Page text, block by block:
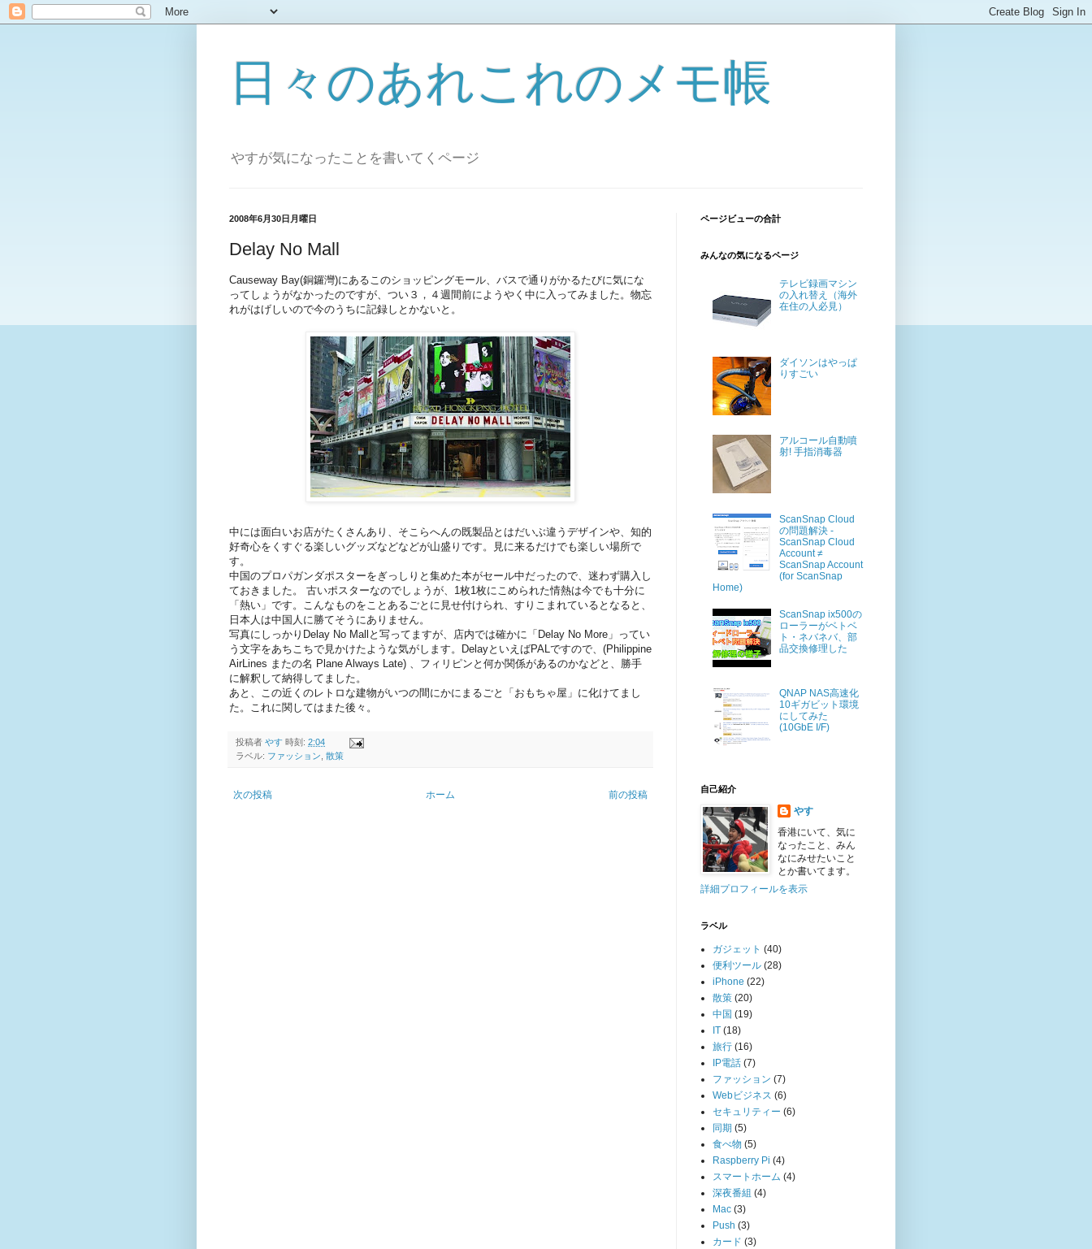
日々のあれこれのメモ帳
やすが気になったことを書いてくページ
2008年6月30日月曜日
Delay No Mall
Causeway Bay(銅鑼灣)にあるこのショッピングモール、バスで通りがかるたびに気にな
ってしょうがなかったのですが、つい３，４週間前にようやく中に入ってみました。物忘
れがはげしいので今のうちに記録しとかないと。
中には面白いお店がたくさんあり、そこらへんの既製品とはだいぶ違うデザインや、知的
好奇心をくすぐる楽しいグッズなどなどが山盛りです。見に来るだけでも楽しい場所で
す。
中国のプロパガンダポスターをぎっしりと集めた本がセール中だったので、迷わず購入し
ておきました。 古いポスターなのでしょうが、1枚1枚にこめられた情熱は今でも十分に
「熱い」です。こんなものをことあるごとに見せ付けられ、すりこまれているとなると、
日本人は中国人に勝てそうにありません。
写真にしっかりDelay No Mallと写ってますが、店内では確かに「Delay No More」ってい
う文字をあちこちで見かけたような気がします。DelayといえばPALですので、(Philippine
AirLines またの名 Plane Always Late) 、フィリピンと何か関係があるのかなどと、勝手
に解釈して納得してました。
あと、この近くのレトロな建物がいつの間にかにまるごと「おもちゃ屋」に化けてまし
た。これに関してはまた後々。
投稿者 やす 時刻: 2:04
ラベル: ファッション 散策
次の投稿 前の投稿
ホーム
ページビューの合計
みんなの気になるページ
テレビ録画マシン
の入れ替え（海外
在住の人必見）
ダイソンはやっぱ
りすごい
アルコール自動噴
射! 手指消毒器
ScanSnap Cloud
の問題解決 -
ScanSnap Cloud
Account ≠
ScanSnap Account
(for ScanSnap
Home)
ScanSnap ix500の
ローラーがベトベ
ト・ネバネバ、部
品交換修理した
QNAP NAS高速化
10ギガビット環境
にしてみた
(10GbE I/F)
自己紹介
やす
香港にいて、気に
なったこと、みん
なにみせたいこと
とか書いてます。
詳細プロフィールを表示
ラベル
ガジェット (40)
便利ツール (28)
iPhone (22)
散策 (20)
中国 (19)
IT (18)
旅行 (16)
IP電話 (7)
ファッション (7)
Webビジネス (6)
セキュリティー (6)
同期 (5)
食べ物 (5)
Raspberry Pi (4)
スマートホーム (4)
深夜番組 (4)
Mac (3)
Push (3)
カード (3)